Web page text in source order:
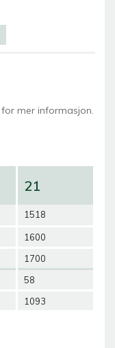
mer informasjon.
21
1518
1600
1700
58
1093